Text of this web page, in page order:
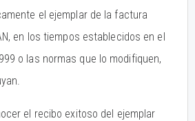
el ejemplar de la factura
en los tiempos establecidos en el
o las normas que lo modifiquen,
el recibo exitoso del ejemplar